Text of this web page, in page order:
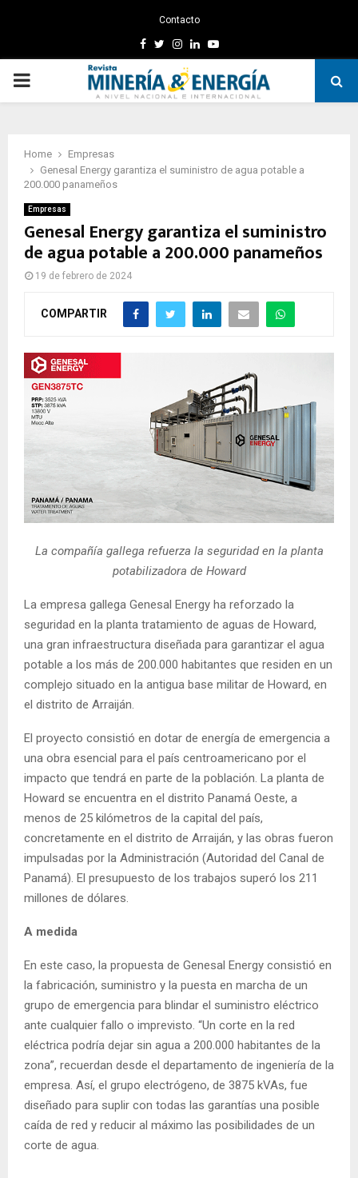
Contacto
Facebook
TwitterInstagram
LinkedinYoutube
PRIMARY
Home
Empresas
Genesal Energy garantiza el suministro de agua potable a
200.000 panameños
Empresas
Genesal Energy garantiza el suministro
de agua potable a 200.000 panameños
19 de febrero de 2024
COMPARTIR
La compañía gallega refuerza la seguridad en la planta
potabilizadora de Howard
La empresa gallega Genesal Energy ha reforzado la
seguridad en la planta tratamiento de aguas de Howard,
una gran infraestructura diseñada para garantizar el agua
potable a los más de 200.000 habitantes que residen en un
complejo situado en la antigua base militar de Howard, en
el distrito de Arraiján.
El proyecto consistió en dotar de energía de emergencia a
una obra esencial para el país centroamericano por el
impacto que tendrá en parte de la población. La planta de
Howard se encuentra en el distrito Panamá Oeste, a
menos de 25 kilómetros de la capital del país,
concretamente en el distrito de Arraiján, y las obras fueron
impulsadas por la Administración (Autoridad del Canal de
Panamá). El presupuesto de los trabajos superó los 211
millones de dólares.
A medida
En este caso, la propuesta de Genesal Energy consistió en
la fabricación, suministro y la puesta en marcha de un
grupo de emergencia para blindar el suministro eléctrico
ante cualquier fallo o imprevisto. “Un corte en la red
eléctrica podría dejar sin agua a 200.000 habitantes de la
zona”, recuerdan desde el departamento de ingeniería de la
empresa. Así, el grupo electrógeno, de 3875 kVAs, fue
diseñado para suplir con todas las garantías una posible
caída de red y reducir al máximo las posibilidades de un
corte de agua.